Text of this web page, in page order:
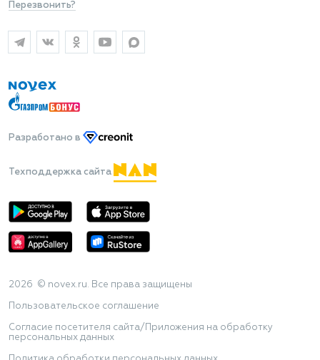
Перезвонить?
Разработано в
Техподдержка сайта
2026 © novex.ru. Все права защищены
Пользовательское соглашение
Согласие посетителя сайта/Приложения на обработку
персональных данных